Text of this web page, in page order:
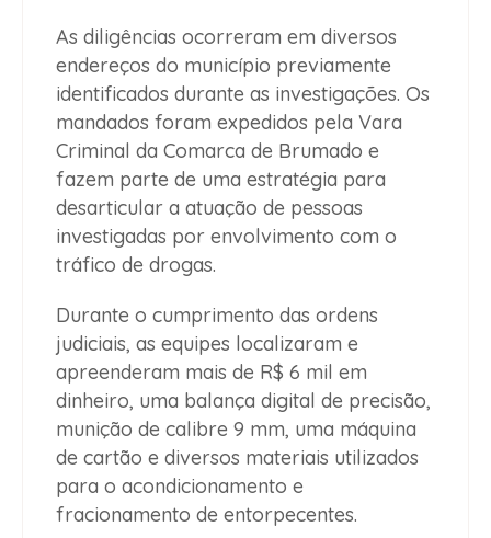
As diligências ocorreram em diversos
endereços do município previamente
identificados durante as investigações. Os
mandados foram expedidos pela Vara
Criminal da Comarca de Brumado e
fazem parte de uma estratégia para
desarticular a atuação de pessoas
investigadas por envolvimento com o
tráfico de drogas.
Durante o cumprimento das ordens
judiciais, as equipes localizaram e
apreenderam mais de R$ 6 mil em
dinheiro, uma balança digital de precisão,
munição de calibre 9 mm, uma máquina
de cartão e diversos materiais utilizados
para o acondicionamento e
fracionamento de entorpecentes.